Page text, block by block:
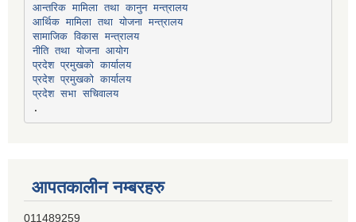
आन्तरिक मामिला तथा कानुन मन्त्रालय
आर्थिक मामिला तथा योजना मन्त्रालय
सामाजिक विकास मन्त्रालय
नीति तथा योजना आयोग
प्रदेश प्रमुखको कार्यालय
प्रदेश प्रमुखको कार्यालय
प्रदेश सभा सचिवालय
आपतकालीन नम्बरहरु